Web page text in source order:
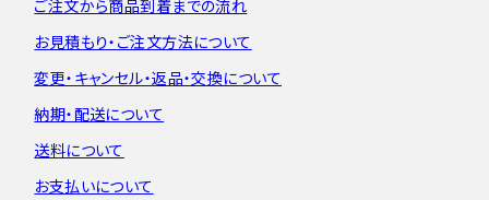
ご注文から商品到着までの流れ
お見積もり・ ご注文方法について
変更・キャンセル・返品・交換について
納期・配送について
送料について
お支払いについて